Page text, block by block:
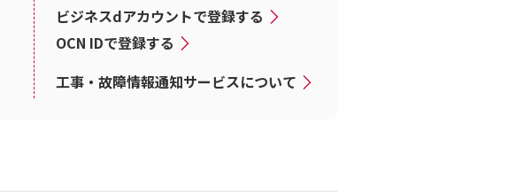
ビジネスdアカウントで登録する
OCN IDで登録する
工事・故障情報通知サービスについて